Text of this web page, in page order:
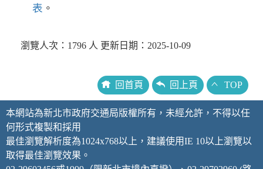
表 。
瀏覽人次：1796 人 更新日期：2025-10-09
回首頁 回上頁 TOP
本網站為新北市政府交通局版權所有，未經允許，不得以任
何形式複製和採用
最佳瀏覽解析度為1024x768以上，建議使用IE 10以上瀏覽以
取得最佳瀏覽效果。